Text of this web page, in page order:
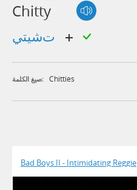
Chitty
صيغ الكلمة: Chitties
Bad Boys II - Intimidating Reggie